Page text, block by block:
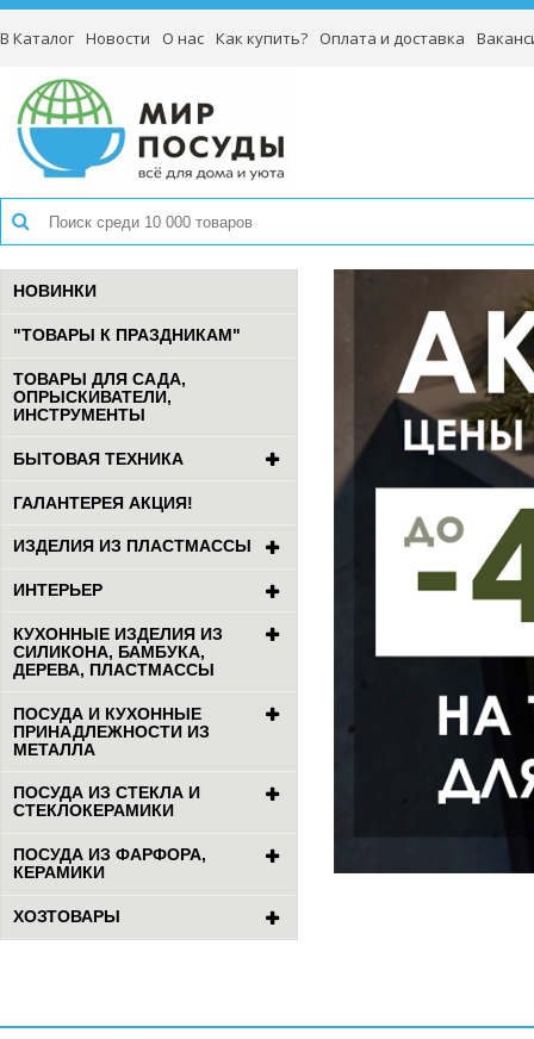
В Каталог Новости О нас Как купить? Оплата и доставка
НОВИНКИ
"ТОВАРЫ К ПРАЗДНИКАМ"
ТОВАРЫ ДЛЯ САДА,
ОПРЫСКИВАТЕЛИ,
ИНСТРУМЕНТЫ
БЫТОВАЯ ТЕХНИКА
ГАЛАНТЕРЕЯ АКЦИЯ!
ИЗДЕЛИЯ ИЗ ПЛАСТМАССЫ
ИНТЕРЬЕР
КУХОННЫЕ ИЗДЕЛИЯ ИЗ
СИЛИКОНА, БАМБУКА,
ДЕРЕВА, ПЛАСТМАССЫ
ПОСУДА И КУХОННЫЕ
ПРИНАДЛЕЖНОСТИ ИЗ
МЕТАЛЛА
ПОСУДА ИЗ СТЕКЛА И
СТЕКЛОКЕРАМИКИ
ПОСУДА ИЗ ФАРФОРА,
КЕРАМИКИ
ХОЗТОВАРЫ